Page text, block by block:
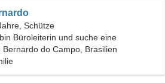
Schütze
Büroleiterin und suche eine
Frau
Bernardo do Campo, Brasilien